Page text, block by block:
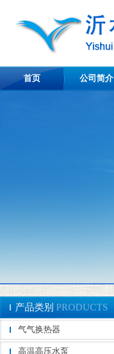
首页 公司简介
产品类别 PRODUCTS
气气换热器
高温高压水泵